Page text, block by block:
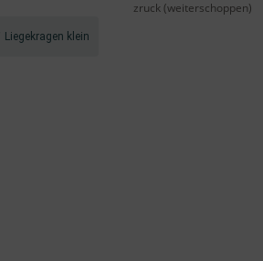
zruck (weiterschoppen)
Liegekragen klein